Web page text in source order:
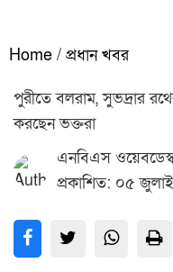
Home / প্রধান খবর
পুরীতে বলরাম, সুভদ্রার
করছেন ভক্তরা
এনবিএস
প্রকাশিত: ০৫